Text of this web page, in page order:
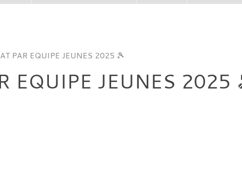
PAR EQUIPE JEUNES 2025 🎾
EQUIPE JEUNES 2025